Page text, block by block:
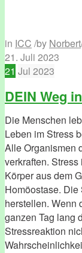
in ICC /by Norbert
21. Juli 2023
21 Jul 2023
DEIN Weg
Die Menschen
Leben im Stress
Alle Organismen
verkraften.
Körper aus dem
Homöostase.
herstellen. Wenn
ganzen Tag lang
Stressreaktion